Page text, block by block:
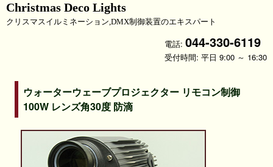
Christmas Deco Lights
クリスマスイルミネーション,DMX制御装置のエキスパート
電話: 044-330-6119
受付時間: 平日 9:00 ～ 16:30
ウォーターウェーブプロジェクター リモコン制御
100W レンズ角30度 防滴